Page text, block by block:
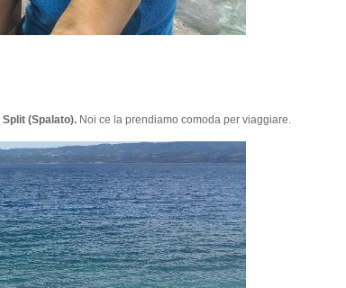
Split (Spalato). Noi ce la prendiamo comoda per viaggiare.